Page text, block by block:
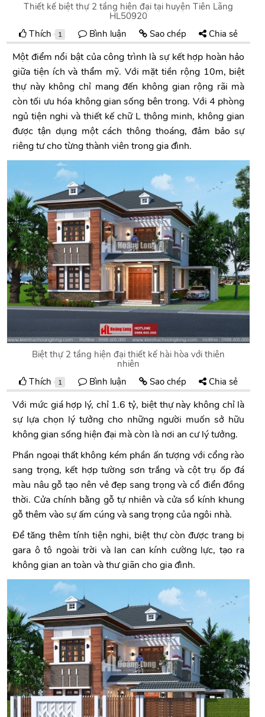
Thiết kế biệt thự 2 tầng hiện đại tại huyện Tiên Lãng
HL50920
Thích 1 Bình luận Sao chép Chia sẻ
Một điểm nổi bật của công trình là sự kết hợp hoàn hảo
giữa tiện ích và thẩm mỹ. Với mặt tiền rộng 10m, biệt
thự này không chỉ mang đến không gian rộng rãi mà
còn tối ưu hóa không gian sống bên trong. Với 4 phòng
ngủ tiện nghi và thiết kế chữ L thông minh, không gian
được tận dụng một cách thông thoáng, đảm bảo sự
riêng tư cho từng thành viên trong gia đình.
Biệt thự 2 tầng hiện đại thiết kế hài hòa với thiên
nhiên
Thích 1 Bình luận Sao chép Chia sẻ
Với mức giá hợp lý, chỉ 1.6 tỷ, biệt thự này không chỉ là
sự lựa chọn lý tưởng cho những người muốn sở hữu
không gian sống hiện đại mà còn là nơi an cư lý tưởng.
Phần ngoại thất không kém phần ấn tượng với cổng rào
sang trọng, kết hợp tường sơn trắng và cột trụ ốp đá
màu nâu gỗ tạo nên vẻ đẹp sang trọng và cổ điển đồng
thời. Cửa chính bằng gỗ tự nhiên và cửa sổ kính khung
gỗ thêm vào sự ấm cúng và sang trọng của ngôi nhà.
Để tăng thêm tính tiện nghi, biệt thự còn được trang bị
gara ô tô ngoài trời và lan can kính cường lực, tạo ra
không gian an toàn và thư giãn cho gia đình.